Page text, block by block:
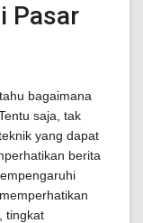
Pasar
bagaimana
saja, tak
yang dapat
berita
tingkat